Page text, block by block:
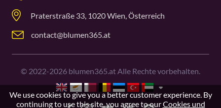
Praterstraße 33, 1020 Wien, Österreich
contact@blumen365.at
© 2022-2026 blumen365.at Alle Rechte vorbehalten.
We use cookies to give you a better customer experience. By
continuing to use this site, you agree to ourCookies und